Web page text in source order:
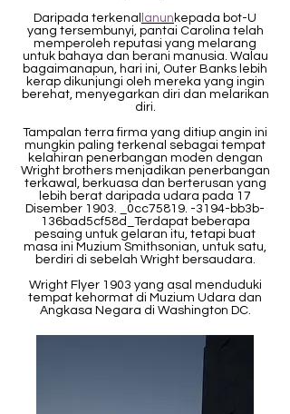
Daripada terkenal lanun kepada bot-U
yang tersembunyi, pantai Carolina telah
memperoleh reputasi yang melarang
untuk bahaya dan berani manusia. Walau
bagaimanapun, hari ini, Outer Banks lebih
kerap dikunjungi oleh mereka yang ingin
berehat, menyegarkan diri dan melarikan
diri.
Tampalan terra firma yang ditiup angin ini
mungkin paling terkenal sebagai tempat
kelahiran penerbangan moden dengan
Wright brothers menjadikan penerbangan
terkawal, berkuasa dan berterusan yang
lebih berat daripada udara pada 17
Disember 1903. _0cc75819. -3194-bb3b-
136bad5cf58d_Terdapat beberapa
pesaing untuk gelaran itu, tetapi buat
masa ini Muzium Smithsonian, untuk satu,
berdiri di sebelah Wright bersaudara.
Wright Flyer 1903 yang asal menduduki
tempat kehormat di Muzium Udara dan
Angkasa Negara di Washington DC.